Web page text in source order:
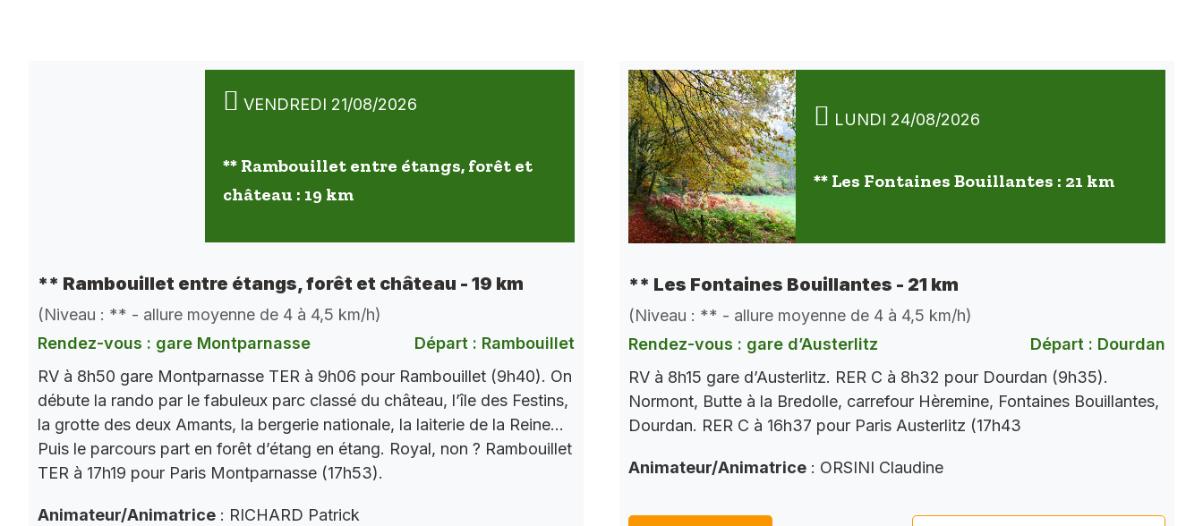
VENDREDI 21/08/2026
** Rambouillet entre étangs, forêt et
château : 19 km
** Rambouillet entre étangs, forêt et château - 19 km
(Niveau : ** - allure moyenne de 4 à 4,5 km/h)
Rendez-vous : gare Montparnasse
Départ : Rambouillet
RV à 8h50 gare Montparnasse TER à 9h06 pour Rambouillet (9h40). On
débute la rando par le fabuleux parc classé du château, l’île des Festins,
la grotte des deux Amants, la bergerie nationale, la laiterie de la Reine…
Puis le parcours part en forêt d’étang en étang. Royal, non ? Rambouillet
TER à 17h19 pour Paris Montparnasse (17h53).
Animateur/Animatrice : RICHARD Patrick
LUNDI 24/08/2026
** Les Fontaines Bouillantes : 21 km
** Les Fontaines Bouillantes - 21 km
(Niveau : ** - allure moyenne de 4 à 4,5 km/h)
Rendez-vous : gare d’Austerlitz
Départ : Dourdan
RV à 8h15 gare d’Austerlitz. RER C à 8h32 pour Dourdan (9h35).
Normont, Butte à la Bredolle, carrefour Hèremine, Fontaines Bouillantes,
Dourdan. RER C à 16h37 pour Paris Austerlitz (17h43
Animateur/Animatrice : ORSINI Claudine